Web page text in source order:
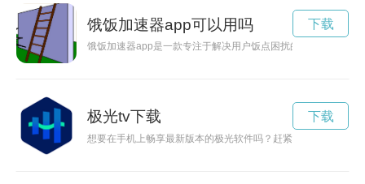
饿饭加速器app可以用吗
饿饭加速器app是一款专注于解决用户饭点困扰的便捷服务软件
下载
极光tv下载
想要在手机上畅享最新版本的极光软件吗？赶紧下载极光3.0.5
下载